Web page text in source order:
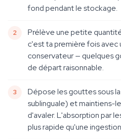
fond pendant le stockage.
Prélève une petite
c'est ta première fois avec
conservateur — quelques
de départ raisonnable.
Dépose les gouttes sous
sublinguale) et maintiens-
d'avaler. L'absorption par
plus rapide qu'une